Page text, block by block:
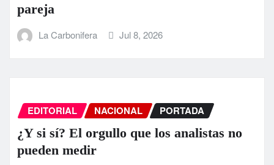
pareja
La Carbonifera Jul 8, 2026
EDITORIAL NACIONAL PORTADA
¿Y si sí? El orgullo que los analistas no
pueden medir